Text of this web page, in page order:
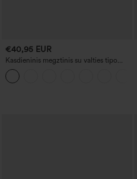
€40,95 EUR
Kasdieninis megztinis su valties tipo
iškirpte ir plačiomis rankovėmis